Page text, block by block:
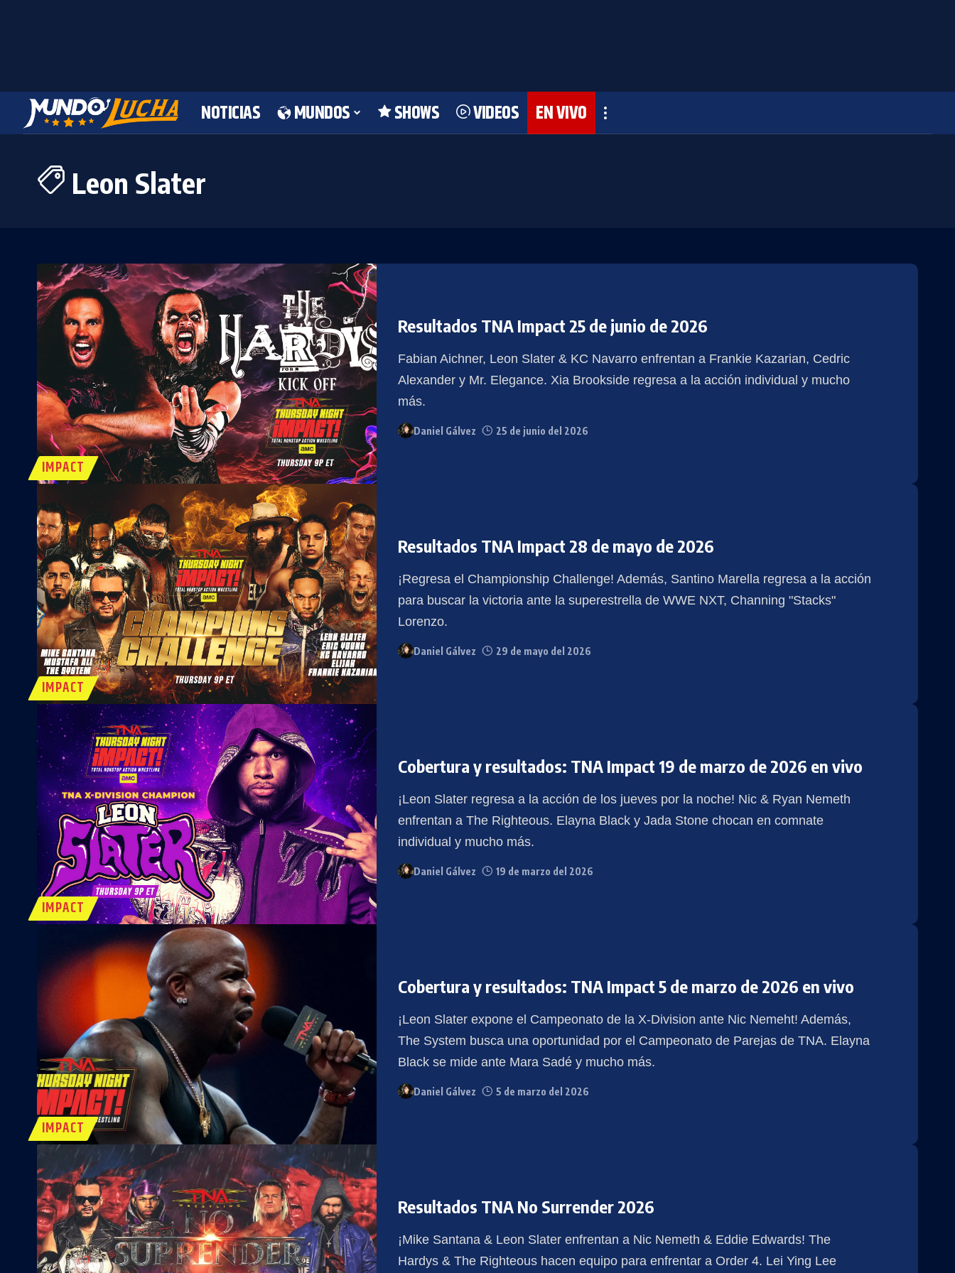
NOTICIAS MUNDOS SHOWS VIDEOS EN VIVO
Leon Slater
IMPACT
Resultados TNA Impact 25 de junio de 2026
Fabian Aichner, Leon Slater & KC Navarro enfrentan a Frankie Kazarian, Cedric
Alexander y Mr. Elegance. Xia Brookside regresa a la acción individual y mucho
más.
Daniel Gálvez 25 de junio del 2026
IMPACT
Resultados TNA Impact 28 de mayo de 2026
¡Regresa el Championship Challenge! Además, Santino Marella regresa a la acción
para buscar la victoria ante la superestrella de WWE NXT, Channing "Stacks"
Lorenzo.
Daniel Gálvez 29 de mayo del 2026
IMPACT
Cobertura y resultados: TNA Impact 19 de marzo de 2026 en vivo
¡Leon Slater regresa a la acción de los jueves por la noche! Nic & Ryan Nemeth
enfrentan a The Righteous. Elayna Black y Jada Stone chocan en comnate
individual y mucho más.
Daniel Gálvez 19 de marzo del 2026
IMPACT
Cobertura y resultados: TNA Impact 5 de marzo de 2026 en vivo
¡Leon Slater expone el Campeonato de la X-Division ante Nic Nemeht! Además,
The System busca una oportunidad por el Campeonato de Parejas de TNA. Elayna
Black se mide ante Mara Sadé y mucho más.
Daniel Gálvez 5 de marzo del 2026
Resultados TNA No Surrender 2026
¡Mike Santana & Leon Slater enfrentan a Nic Nemeth & Eddie Edwards! The
Hardys & The Righteous hacen equipo para enfrentar a Order 4. Lei Ying Lee